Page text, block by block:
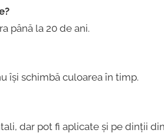
până la 20 de ani.
își schimbă culoarea în timp.
dar pot fi aplicate și pe dinții